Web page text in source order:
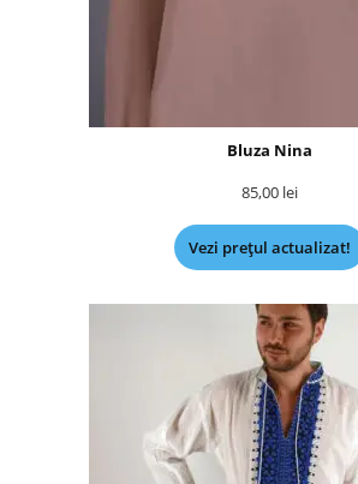
Bluza Nina
85,00 lei
Vezi prețul actualizat!